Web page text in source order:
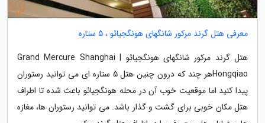
معرفی هتل گرند مرکور شانگهای هونگجیائو ، 5 ستاره
هتل گرند مرکور شانگهای هونگجیائو | Grand Mercure Shanghai
Hongqiaoهر چند که درون چنین هتل 5 ستاره ای می توانید رستوران
پیدا کنید اما موقعیت خوب آن در محله هونگجیائو باعث شده تا اطراف
هتل مکان خوبی برای گشت و گذار باشد. می توانید رستوران ها، مغازه